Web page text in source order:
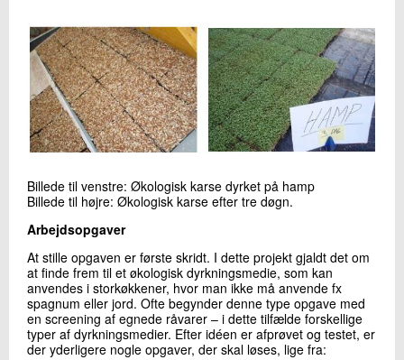
Seniorspecialist
Bioressourcer
+45 72 20 32 81
Send e-mail
LinkedIn
Send
Billede til venstre: Økologisk karse dyrket på hamp
Billede til højre: Økologisk karse efter tre døgn.
Arbejdsopgaver
At stille opgaven er første skridt. I dette projekt gjaldt det om
at finde frem til et økologisk dyrkningsmedie, som kan
anvendes i storkøkkener, hvor man ikke må anvende fx
spagnum eller jord. Ofte begynder denne type opgave med
en screening af egnede råvarer – i dette tilfælde forskellige
typer af dyrkningsmedier. Efter idéen er afprøvet og testet, er
der yderligere nogle opgaver, der skal løses, lige fra: